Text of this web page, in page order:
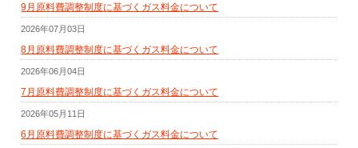
9月原料費調整制度に基づくガス料金について
2026年07月03日
8月原料費調整制度に基づくガス料金について
2026年06月04日
7月原料費調整制度に基づくガス料金について
2026年05月11日
6月原料費調整制度に基づくガス料金について